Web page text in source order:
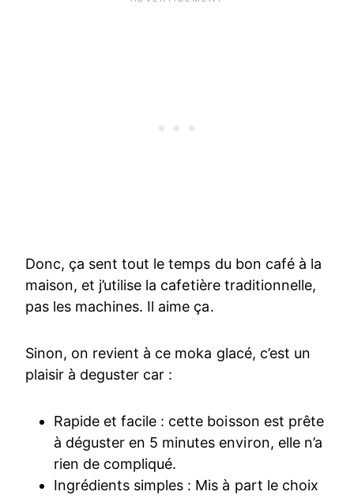
Donc, ça sent tout le temps du bon café à la
maison, et j’utilise la cafetière traditionnelle,
pas les machines. Il aime ça.
Sinon, on revient à ce moka glacé, c’est un
plaisir à deguster car :
Rapide et facile : cette boisson est prête
à déguster en 5 minutes environ, elle n’a
rien de compliqué.
Ingrédients simples : Mis à part le choix